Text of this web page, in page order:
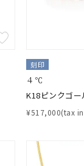
刻印
４℃
K18ピンクゴ
¥517,000(tax